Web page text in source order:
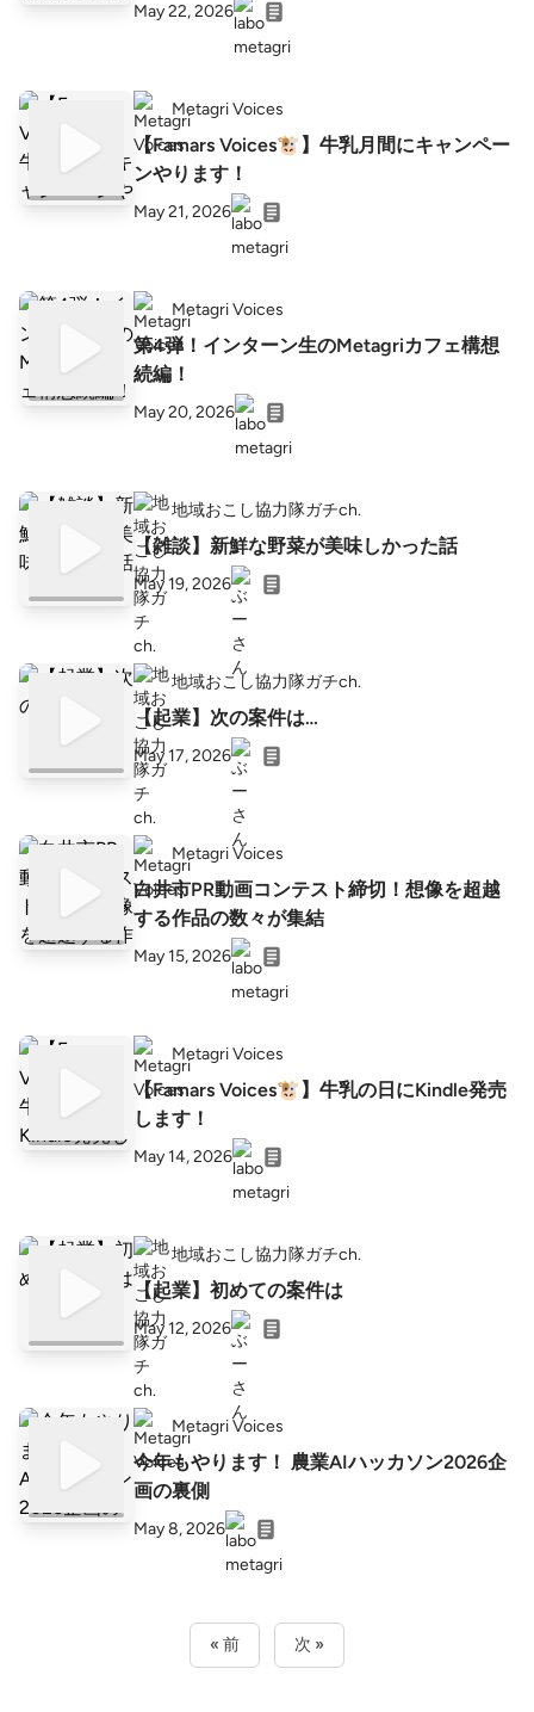
May 22, 2026
Metagri Voices
【Famars Voices🐮】牛乳月間にキャンペー
ンやります！
May 21, 2026
Metagri Voices
第4弾！インターン生のMetagriカフェ構想
続編！
May 20, 2026
地域おこし協力隊ガチch.
【雑談】新鮮な野菜が美味しかった話
May 19, 2026
地域おこし協力隊ガチch.
【起業】次の案件は…
May 17, 2026
Metagri Voices
白井市PR動画コンテスト締切！想像を超越
する作品の数々が集結
May 15, 2026
Metagri Voices
【Famars Voices🐮】牛乳の日にKindle発売
します！
May 14, 2026
地域おこし協力隊ガチch.
【起業】初めての案件は
May 12, 2026
Metagri Voices
今年もやります！ 農業AIハッカソン2026企
画の裏側
May 8, 2026
« 前 次 »